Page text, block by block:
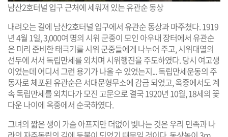
남산2호터널 입구 근처에 세워져 있는 유관순 동상
내려오는 길에 남산2호터널 입구에서 유관순 동상과 마주쳤다. 1919
년 4월 1일, 3,000여 명의 시위 군중이 모인 아우내 장터에서 유관순
은 미리 준비한 태극기를 시위 군중들에게 나누어 주고, 시위대열의
선두에 서서 독립만세를 외치며 시위행진을 주도하였다. 당시 여고생
이었는데 어디서 그런 용기가 나올 수 있었는지... 독립만세운동의 주
동자로 체포된 유관순은 서대문형무소에 감금 되었고, 옥중에서도 계
속 독립만세를 외치다가 모진 고문으로 결국 1920년 10월, 18세의 꽃
다운 나이에 옥중에서 순국하였다.
그녀의 짧은 생이 가슴 아프지만 더없이 빛나는 것은 우리 민족과 나